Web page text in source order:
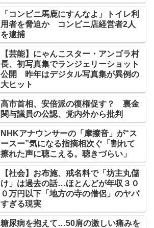
「コンビニ馬鹿にすんなよ」トイレ利
用者を脅迫か コンビニ店経営者2人
を逮捕
【芸能】にゃんこスター・アンゴラ村
長、初写真集でランジェリーショット
公開 昨年はデジタル写真集が異例の
大ヒット
高市首相、安倍派の復権促す？ 裏金
関与議員の公認、党内外から批判
NHKアナウンサーの「摩擦音」が“ス
ースー”気になる指摘相次ぐ「割れて
擦れた声に聴こえる。聴きづらい」
【社会】お布施、戒名料で「坊主丸儲
け」は過去の話…ほとんどが年収３０
０万円以下「地方の寺の僧侶」のヤバ
すぎる現実
糖尿病を抱えて…50肩の激しい痛みを